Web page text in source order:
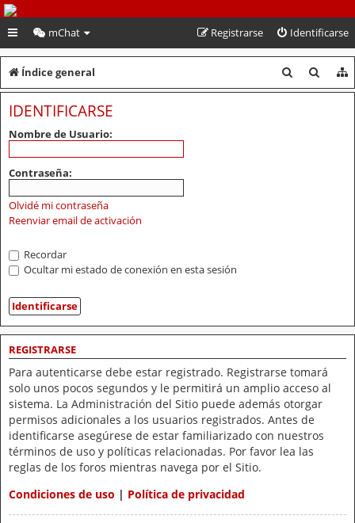
PeruVoley.com
mChat Identificarse
Registrarse
Índice general
u
u
IDENTIFICARSE
Nombre de Usuario:
Contraseña:
Olvidé mi contraseña
Reenviar email de activación
Recordar
Ocultar mi estado de conexión en esta sesión
REGISTRARSE
Para autenticarse debe estar registrado. Registrarse tomará
solo unos pocos segundos y le permitirá un amplio acceso al
sistema. La Administración del Sitio puede además otorgar
permisos adicionales a los usuarios registrados. Antes de
identificarse asegúrese de estar familiarizado con nuestros
términos de uso y políticas relacionadas. Por favor lea las
reglas de los foros mientras navega por el Sitio.
Condiciones de uso | Política de privacidad